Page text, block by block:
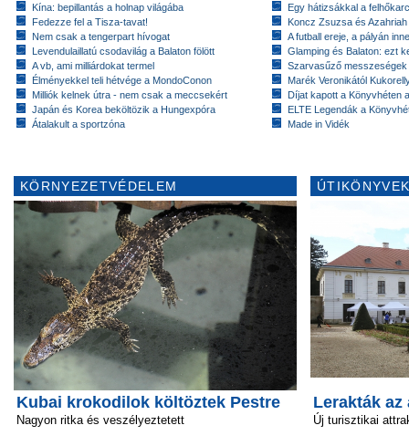
Kína: bepillantás a holnap világába
Fedezze fel a Tisza-tavat!
Nem csak a tengerpart hívogat
Levendulaillatú csodavilág a Balaton fölött
A vb, ami milliárdokat termel
Élményekkel teli hétvége a MondoConon
Milliók kelnek útra - nem csak a meccsekért
Japán és Korea beköltözik a Hungexpóra
Átalakult a sportzóna
Egy hátizsákkal a
Koncz Zsuzsa és
A futball ereje, a pályán
Glamping és Balaton: ezt
Szarvasűző messzeségek
Marék Veronikától
Díjat kapott a Könyvhéten
ELTE Legendák a
Made in Vidék
KÖRNYEZETVÉDELEM
Kubai krokodilok költöztek Pestre
Nagyon ritka és veszélyeztetett
Lerakták az
Új turisztikai